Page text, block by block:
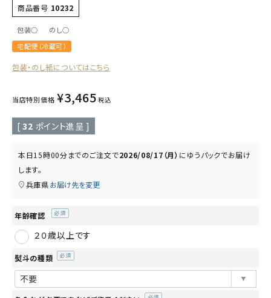
受賞酒
飲み比べ
セット
大容量
読み物
商品番号 10232
包装○
のし○
宅配便（冷蔵可）
包装・のし紙についてはこちら
当店特別価格 ¥3,465 税込
[ 32 ポイント進呈 ]
本日15時00分までのご注文で2026/08/17（月） に ゆうパックでお届け
します。
兵庫県お届け先を変更
年齢確認
須)
２０歳以上です
熨斗の種類